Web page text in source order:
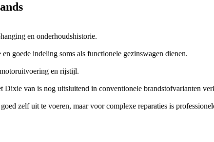
en onderhoudshistorie.
goede indeling soms als functionele gezinswagen dienen.
en rijstijl.
van is nog uitsluitend in conventionele brandstofvarianten
zelf uit te voeren, maar voor complexe reparaties is